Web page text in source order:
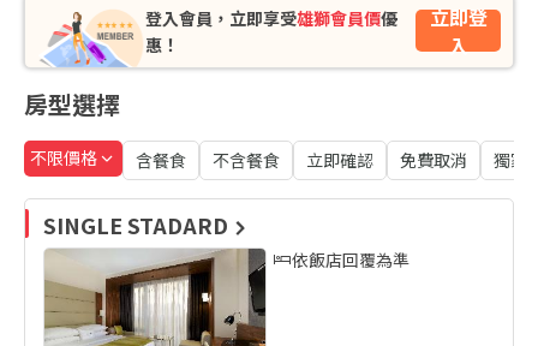
登入會員，立即享受雄獅會員價優
惠！
立即登
入
房型選擇
不限價格 含餐食 不含餐食 立即確認 免費取消 獨家
SINGLE STADARD
依飯店回覆為準